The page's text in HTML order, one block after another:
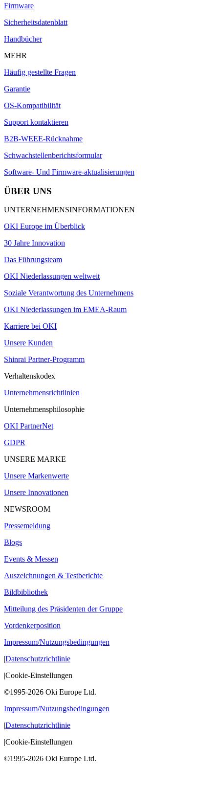
Firmware
Sicherheitsdatenblatt
Handbücher
MEHR
Häufig gestellte Fragen
Garantie
OS-Kompatibilität
Support kontaktieren
B2B-WEEE-Rücknahme
Schwachstellenberichtsformular
Software- Und Firmware-aktualisierungen
ÜBER UNS
UNTERNEHMENSINFORMATIONEN
OKI Europe im Überblick
30 Jahre Innovation
Das Führungsteam
OKI Niederlassungen weltweit
Soziale Verantwortung des Unternehmens
OKI Niederlassungen im EMEA-Raum
Karriere bei OKI
Unsere Kunden
Shinrai Partner-Programm
Verhaltenskodex
Unternehmensrichtlinien
Unternehmensphilosophie
OKI PartnerNet
GDPR
UNSERE MARKE
Unsere Markenwerte
Unsere Innovationen
NEWSROOM
Pressemeldung
Blogs
Events & Messen
Auszeichnungen & Testberichte
Bildbibliothek
Mitteilung des Präsidenten der Gruppe
Vordenkerposition
Impressum/Nutzungsbedingungen
|Datenschutzrichtlinie
|Cookie-Einstellungen
©1995-2026 Oki Europe Ltd.
Impressum/Nutzungsbedingungen
|Datenschutzrichtlinie
|Cookie-Einstellungen
©1995-2026 Oki Europe Ltd.